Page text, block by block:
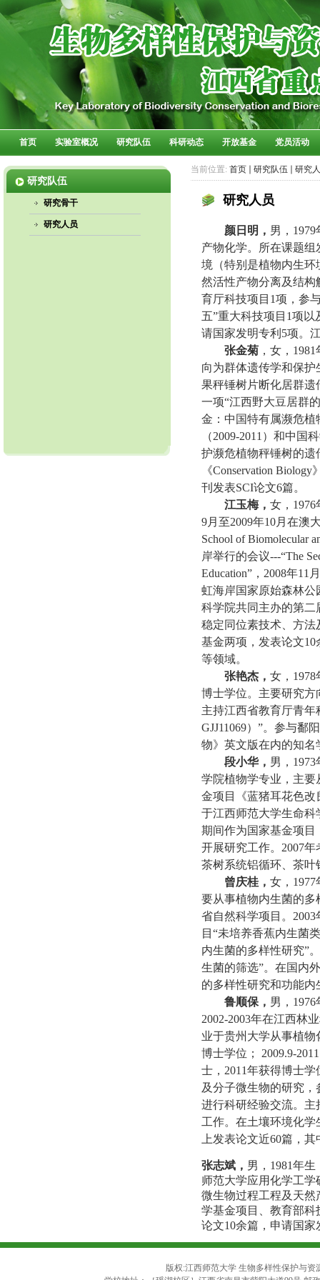
首页 实验室概况 研究队伍 科研动态 开放基金 党员活动
研究队伍
研究骨干
研究人员
当前位置: 首页 研究队伍 研究
研究人员
颜日明， 男， 1979
产物化学。所在课题组
境（特别是植物内生
然活性产物分离及结
育厅科技项目 1项，参
五”重大科技项目 1项以
请国家发明专利 5项。
张金菊 ，女， 1981
向为群体遗传学和保
果秤锤树片断化居群
一项“江西野大豆居群
金：中国特有属濒危
（2009-2011 ）和中国
护濒危植物秤锤树的
《Conservation Biology
刊发表SCI论文6篇。
江玉梅，女， 1976
9月 至2009年10月在澳
School of Biomolecular
岸举行的会议---“The
Education” ， 2008年11
虹海岸国家原始森林
科学院共同主办的第
稳定同位素技术、方法
基金两项，发表论文10
等领域。
张艳杰，女， 1978
博士学位。主要研究
主持江西省教育厅青年
GJJ11069） ”。参与鄱
物》英文版在内的知
段小华， 男， 1973
学院植物学专业，主
金项目《蓝猪耳花色
于江西师范大学生命
期间作为国家基金项
开展研究工作。 2007年
茶树系统铝循环、茶
曾庆桂，女， 1977
要从事植物内生菌的
省自然科学项目。 2003
目 “未培养香蕉内生菌
内生菌的多样性研究”
生菌的筛选”。在国内
的多样性研究和功能
鲁顺保， 男， 1976
2002-2003年在江西林
业于贵州大学从事植
博士学位；
2009.9-
士， 2011年获得博士学
及分子微生物的研究
进行科研经验交流。主
工作。在土壤环境化
上发表论文近60篇，其
张志斌， 男， 1981年生
师范大学应用化学工
微生物过程工程及天
学基金项目、教育部
论文10余篇，申请国家
版权:江西师范大学 生物多样性保护与